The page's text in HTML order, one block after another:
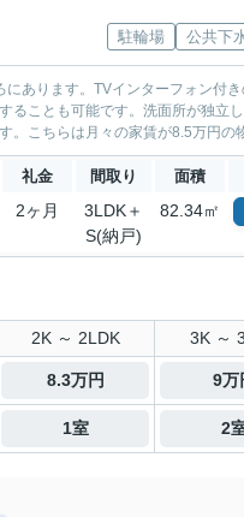
駐輪場 公共下
あります。TVインターフォン付
ことも可能です。洗面所が独立
。こちらは月々の家賃が8.5万円の
礼金 間取り 面積
2ヶ月
3LDK＋
S(納戸)
82.34㎡
2K ～ 2LDK 3K ～
8.3万円 9万
1室 2